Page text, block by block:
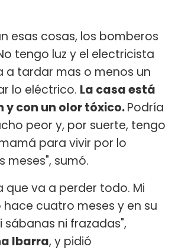
esas cosas, los bomberos
tengo luz y el electricista
a tardar mas o menos un
lo eléctrico. La casa está
y con un olor tóxico.Podría
peor y, por suerte, tengo
para vivir por lo
meses", sumó.
que va a perder todo. Mi
cuatro meses y en su
sábanas ni frazadas",
Ibarra, y pidió